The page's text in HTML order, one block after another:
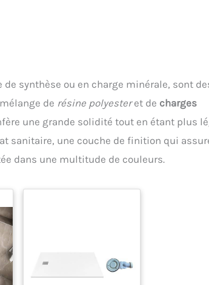
synthèse ou en charge minérale, sont
de résine polyesteret de charges
une grande solidité tout en étant plus
sanitaire, une couche de finition qui
dans une multitude de couleurs.